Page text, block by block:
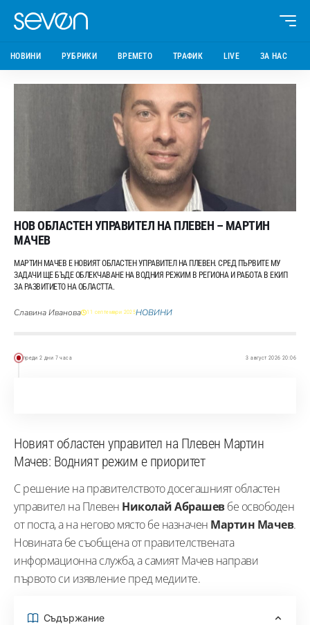
НОВИНИ РУБРИКИ ВРЕМЕТО ТРАФИК LIVE ЗА НАС
НОВ ОБЛАСТЕН УПРАВИТЕЛ НА ПЛЕВЕН – МАРТИН
МАЧЕВ
МАРТИН МАЧЕВ Е НОВИЯТ ОБЛАСТЕН УПРАВИТЕЛ НА ПЛЕВЕН. СРЕД ПЪРВИТЕ МУ
ЗАДАЧИ ЩЕ БЪДЕ ОБЛЕКЧАВАНЕ НА ВОДНИЯ РЕЖИМ В РЕГИОНА И РАБОТА В ЕКИП
ЗА РАЗВИТИЕТО НА ОБЛАСТТА.
Славина Иванова 11 септември 2025НОВИНИ
преди 2 дни 7 часа 3 август 2026 20:06
Новият областен управител на Плевен Мартин
Мачев: Водният режим е приоритет
С решение на правителството досегашният областен
управител на Плевен Николай Абрашевбе освободен
от поста, а на негово място бе назначен Мартин Мачев.
Новината бе съобщена от правителствената
информационна служба, а самият Мачев направи
първото си изявление пред медиите.
Съдържание